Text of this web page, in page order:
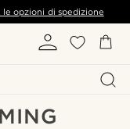
le opzioni di spedizione